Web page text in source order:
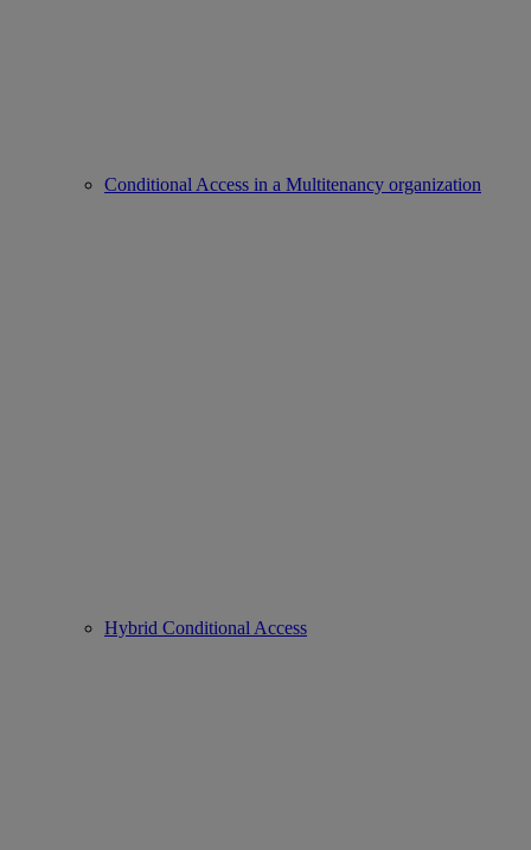
Conditional Access in a Multitenancy organization
Hybrid Conditional Access